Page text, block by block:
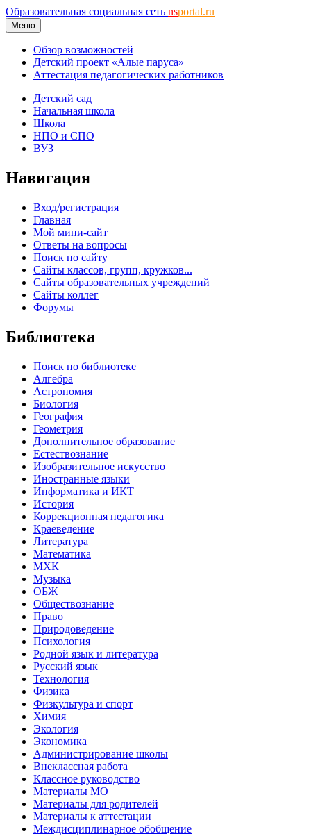
Образовательная социальная сеть nsportal.ru
Меню
Обзор возможностей
Детский проект «Алые паруса»
Аттестация педагогических работников
Детский сад
Начальная школа
Школа
НПО и СПО
ВУЗ
Навигация
Вход/регистрация
Главная
Мой мини-сайт
Ответы на вопросы
Поиск по сайту
Сайты классов, групп, кружков...
Сайты образовательных учреждений
Сайты коллег
Форумы
Библиотека
Поиск по библиотеке
Алгебра
Астрономия
Биология
География
Геометрия
Дополнительное образование
Естествознание
Изобразительное искусство
Иностранные языки
Информатика и ИКТ
История
Коррекционная педагогика
Краеведение
Литература
Математика
МХК
Музыка
ОБЖ
Обществознание
Право
Природоведение
Психология
Родной язык и литература
Русский язык
Технология
Физика
Физкультура и спорт
Химия
Экология
Экономика
Администрирование школы
Внеклассная работа
Классное руководство
Материалы МО
Материалы для родителей
Материалы к аттестации
Междисциплинарное обобщение